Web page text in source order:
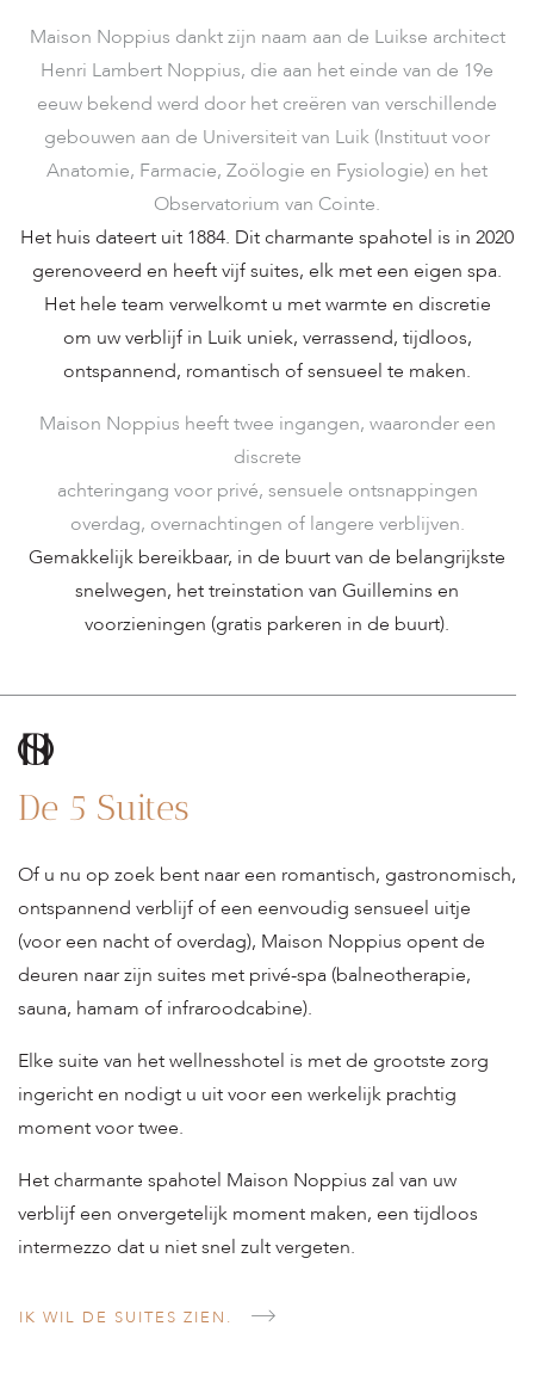
Maison Noppius dankt zijn naam aan de Luikse architect
Henri Lambert Noppius, die aan het einde van de 19e
eeuw bekend werd door het creëren van verschillende
gebouwen aan de Universiteit van Luik (Instituut voor
Anatomie, Farmacie, Zoölogie en Fysiologie) en het
Observatorium van Cointe.
Het huis dateert uit 1884. Dit charmante spahotel is in 2020
gerenoveerd en heeft vijf suites, elk met een eigen spa.
Het hele team verwelkomt u met warmte en discretie
om uw verblijf in Luik uniek, verrassend, tijdloos,
ontspannend, romantisch of sensueel te maken.
Maison Noppius heeft twee ingangen, waaronder een
discrete
achteringang voor privé, sensuele ontsnappingen
overdag, overnachtingen of langere verblijven.
Gemakkelijk bereikbaar, in de buurt van de belangrijkste
snelwegen, het treinstation van Guillemins en
voorzieningen (gratis parkeren in de buurt).
De 5 Suites
Of u nu op zoek bent naar een romantisch, gastronomisch,
ontspannend verblijf of een eenvoudig sensueel uitje
(voor een nacht of overdag), Maison Noppius opent de
deuren naar zijn suites met privé-spa (balneotherapie,
sauna, hamam of infraroodcabine).
Elke suite van het wellnesshotel is met de grootste zorg
ingericht en nodigt u uit voor een werkelijk prachtig
moment voor twee.
Het charmante spahotel Maison Noppius zal van uw
verblijf een onvergetelijk moment maken, een tijdloos
intermezzo dat u niet snel zult vergeten.
IK WIL DE SUITES ZIEN.